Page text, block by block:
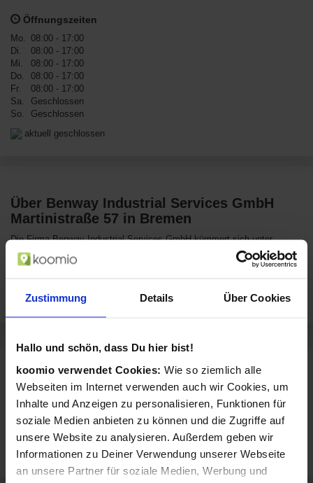
Zustimmung Details Über Cookies
Hallo und schön, dass Du hier bist!
koomio verwendet Cookies: Wie so ziemlich alle
Webseiten im Internet verwenden auch wir Cookies, um
Inhalte und Anzeigen zu personalisieren, Funktionen für
soziale Medien anbieten zu können und die Zugriffe auf
unsere Website zu analysieren. Außerdem geben wir
Informationen zu Deiner Verwendung unserer Webseite
an unsere Partner für soziale Medien, Werbung und
Öffnungszeiten
Mo. 08:00 - 17:00
Di.
08:00 - 17:00
Mi.
08:00 - 17:00
Do.
08:00 - 17:00
Fr.
08:00 - 17:00
Sa.
Geschlossen
So.
Geschlossen
aktuell geschlossen
Über Benway Industrial Services GmbH
Martinistraße 57 in Bremen
Die Firma Benway Industrial Services GmbH kümmert sich unter
anderem um die professionelle Wartung, Desinfektion sowie
Instandhaltung von Klimaanlagen in verschiedenen Verkehrsmitteln.
bietet Benway Industrial für Schienenfahrzeuge, Busflotten sowie
Nutzfahrzeugflotten an.
Sortiment von Benway Industrial Services
GmbH
Benway Industrial Services GmbH verkauft Produkte aus diesen
Kategorien:
Heizung, Sanitär, Klima
Klimaanlagen (Einbau &
Wartung)